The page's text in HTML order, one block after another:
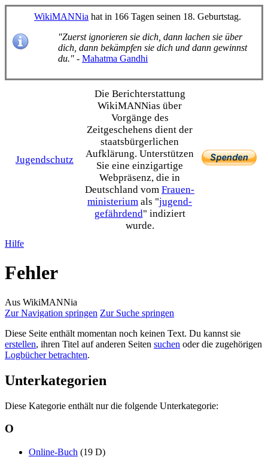
WikiMANNia hat in 166 Tagen seinen 18. Geburtstag.
"Zuerst ignorieren sie dich, dann lachen sie über
dich, dann bekämpfen sie dich und dann gewinnst
du." - Mahatma Gandhi
Jugendschutz
Die Bericht­erstattung
WikiMANNias über
Vorgänge des
Zeitgeschehens dient der
staats­bürgerlichen
Aufklärung. Unterstützen
Sie eine einzig­artige
Webpräsenz, die in
Deutschland vom Frauen­
ministerium als "jugend­
gefährdend" indiziert
wurde.
Hilfe
Fehler
Aus WikiMANNia
Zur Navigation springen Zur Suche springen
Diese Seite enthält momentan noch keinen Text. Du kannst sie
erstellen, ihren Titel auf anderen Seiten suchen oder die zugehörigen
Logbücher betrachten.
Unterkategorien
Diese Kategorie enthält nur die folgende Unterkategorie:
O
Online-Buch (19 D)